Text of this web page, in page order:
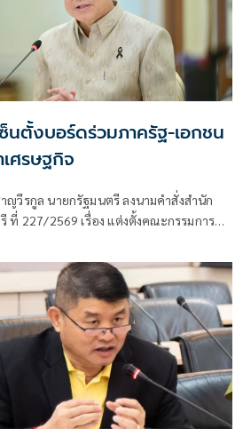
นตั้งบอร์ดร่วมภาครัฐ-เอกชน
ศรษฐกิจ
ญวีรกูล นายกรัฐมนตรี ลงนามคำสั่งสำนัก
ที่ 227/2569 เรื่อง แต่งตั้งคณะกรรมการ
ที่ 11 มิ.ย. ที่ผ่านมา เพื่อให้การพัฒนาและ
ษฐกิจเป็นไปอย่างต่อเนื่องสอดคล้องกับ
ศรษฐกิจของประเทศและนโยบายของรัฐบาล
นับสนุนและส่งเสริมบทบาทให้ภาคเอกชน
ละส่วนภูมิภาค